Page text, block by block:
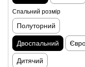
Спальний розмір
Полуторний
Двоспальний
Дитячий